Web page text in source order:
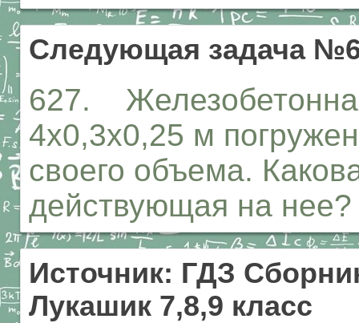
Следующая задача
627.
4x0,3x0,25 м
своего объема.
действующая на нее?
Источник: ГДЗ
Лукашик 7,8,9 класс